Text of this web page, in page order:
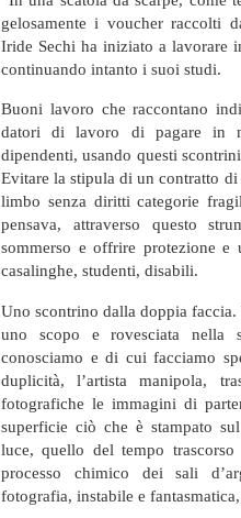
gelosamente i voucher raccolti
Iride Sechi ha iniziato a lavorare
continuando intanto i suoi studi.
Buoni lavoro che raccontano
datori di lavoro di pagare in
dipendenti, usando questi
Evitare la stipula di un contratto
limbo senza diritti categorie
pensava, attraverso questo
sommerso e offrire protezione e
casalinghe, studenti, disabili.
Uno scontrino dalla doppia
uno scopo e rovesciata nella
conosciamo e di cui facciamo
duplicità, l’artista manipola,
fotografiche le immagini di
superficie ciò che è stampato
luce, quello del tempo
processo chimico dei sali
fotografia, instabile e